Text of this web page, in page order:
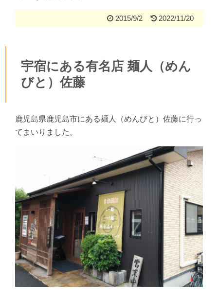
2015/9/2 2022/11/20
宇宿にある有名店 麺人（めん
びと）佐藤
鹿児島県鹿児島市にある麺人（めんびと）佐藤に行っ
てまいりました。